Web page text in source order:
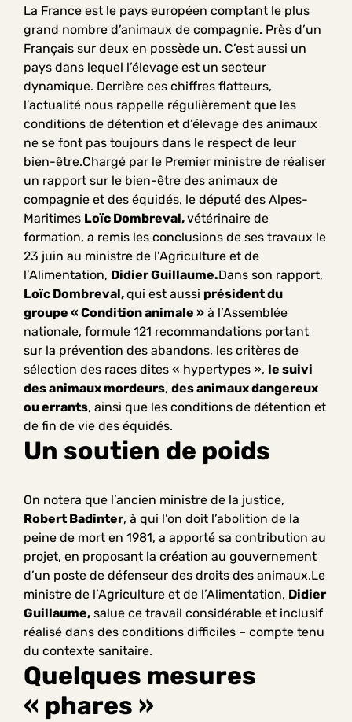
La France est le pays européen comptant le plus
grand nombre d’animaux de compagnie. Près d’un
Français sur deux en possède un. C’est aussi un
pays dans lequel l’élevage est un secteur
dynamique. Derrière ces chiffres flatteurs,
l’actualité nous rappelle régulièrement que les
conditions de détention et d’élevage des animaux
ne se font pas toujours dans le respect de leur
bien-être.Chargé par le Premier ministre de réaliser
un rapport sur le bien-être des animaux de
compagnie et des équidés, le député des Alpes-
Maritimes Loïc Dombreval,vétérinaire de
formation, a remis les conclusions de ses travaux le
23 juin au ministre de l’Agriculture et de
l’Alimentation, Didier Guillaume.Dans son rapport,
Loïc Dombreval,qui est aussi président du
groupe « Condition animale » à l’Assemblée
nationale, formule 121 recommandations portant
sur la prévention des abandons, les critères de
sélection des races dites « hypertypes », le suivi
des animaux mordeurs, des animaux dangereux
ou errants, ainsi que les conditions de détention et
de fin de vie des équidés.
Un soutien de poids
On notera que l’ancien ministre de la justice,
Robert Badinter, à qui l’on doit l’abolition de la
peine de mort en 1981, a apporté sa contribution au
projet, en proposant la création au gouvernement
d’un poste de défenseur des droits des animaux.Le
ministre de l’Agriculture et de l’Alimentation, Didier
Guillaume, salue ce travail considérable et inclusif
réalisé dans des conditions difficiles – compte tenu
du contexte sanitaire.
Quelques mesures
« phares »